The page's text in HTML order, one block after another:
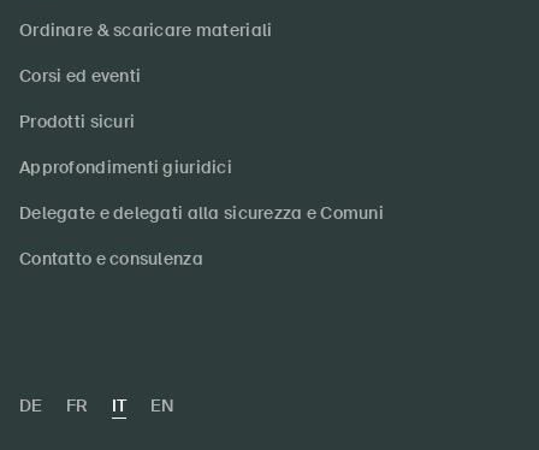
Ordinare & scaricare materiali
Corsi ed eventi
Prodotti sicuri
Approfondimenti giuridici
Delegate e delegati alla sicurezza e Comuni
Contatto e consulenza
DE FR IT EN